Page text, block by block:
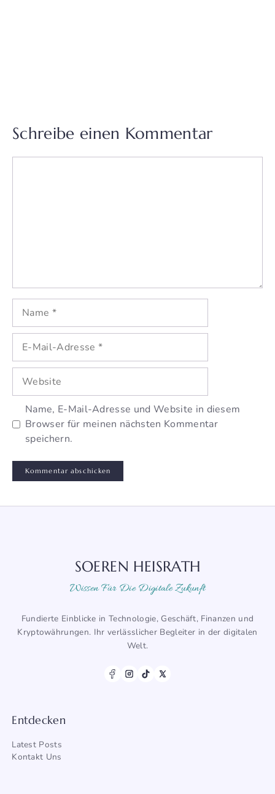
Schreibe einen Kommentar
Name
Mail-
Adresse
Website
Name, E-Mail-Adresse und Website in diesem
Browser für meinen nächsten Kommentar
speichern.
SOEREN HEISRATH
Wissen Für Die Digitale Zukunft
Fundierte Einblicke in Technologie, Geschäft, Finanzen und
Kryptowährungen. Ihr verlässlicher Begleiter in der digitalen
Welt.
Entdecken
Latest Posts
Kontakt Uns